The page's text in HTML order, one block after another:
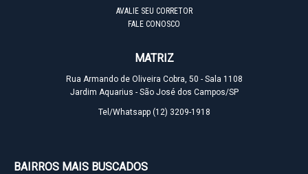
AVALIE SEU CORRETOR
FALE CONOSCO
MATRIZ
Rua Armando de Oliveira Cobra, 50 - Sala 1108
Jardim Aquarius - São José dos Campos/SP
Tel/Whatsapp (12) 3209-1918
BAIRROS MAIS BUSCADOS